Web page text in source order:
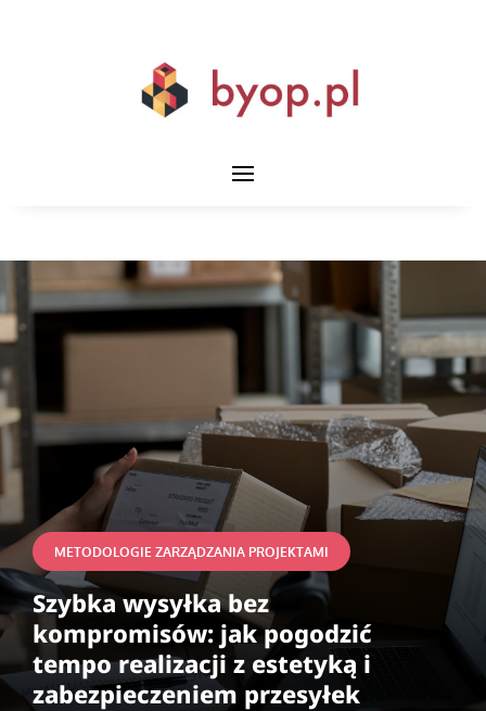
METODOLOGIE ZARZĄDZANIA PROJEKTAMI
Szybka wysyłka bez
kompromisów: jak pogodzić
tempo realizacji z estetyką i
zabezpieczeniem przesyłek